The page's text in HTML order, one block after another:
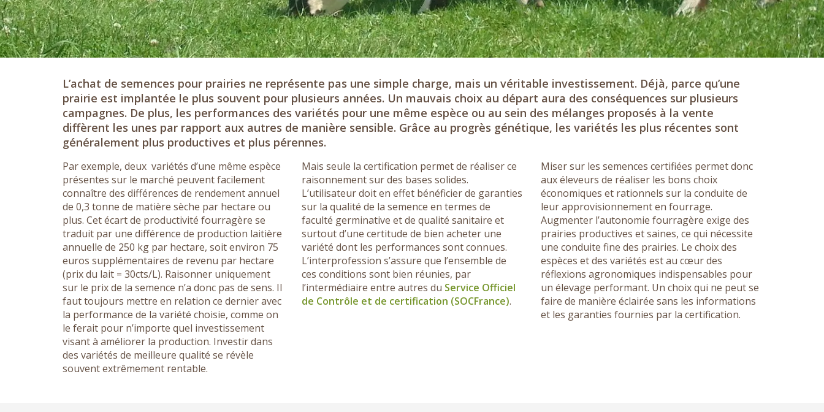
L’achat de semences pour prairies ne représente pas une simple charge, mais un véritable investissement. Déjà, parce qu’une
prairie est implantée le plus souvent pour plusieurs années. Un mauvais choix au départ aura des conséquences sur plusieurs
campagnes. De plus, les performances des variétés pour une même espèce ou au sein des mélanges proposés à la vente
diffèrent les unes par rapport aux autres de manière sensible. Grâce au progrès génétique, les variétés les plus récentes sont
généralement plus productives et plus pérennes.
Par exemple, deux variétés d’une même espèce
présentes sur le marché peuvent facilement
connaître des différences de rendement annuel
de 0,3 tonne de matière sèche par hectare ou
plus. Cet écart de productivité fourragère se
traduit par une différence de production laitière
annuelle de 250 kg par hectare, soit environ 75
euros supplémentaires de revenu par hectare
(prix du lait = 30cts/L). Raisonner uniquement
sur le prix de la semence n’a donc pas de sens. Il
faut toujours mettre en relation ce dernier avec
la performance de la variété choisie, comme on
le ferait pour n’importe quel investissement
visant à améliorer la production. Investir dans
des variétés de meilleure qualité se révèle
souvent extrêmement rentable.
Mais seule la certification permet de réaliser ce
raisonnement sur des bases solides.
L’utilisateur doit en effet bénéficier de garanties
sur la qualité de la semence en termes de
faculté germinative et de qualité sanitaire et
surtout d’une certitude de bien acheter une
variété dont les performances sont connues.
L’interprofession s’assure que l’ensemble de
ces conditions sont bien réunies, par
l’intermédiaire entre autres du Service Officiel
de Contrôle et de certification (SOCFrance).
Miser sur les semences certifiées permet donc
aux éleveurs de réaliser les bons choix
économiques et rationnels sur la conduite de
leur approvisionnement en fourrage.
Augmenter l’autonomie fourragère exige des
prairies productives et saines, ce qui nécessite
une conduite fine des prairies. Le choix des
espèces et des variétés est au cœur des
réflexions agronomiques indispensables pour
un élevage performant. Un choix qui ne peut se
faire de manière éclairée sans les informations
et les garanties fournies par la certification.